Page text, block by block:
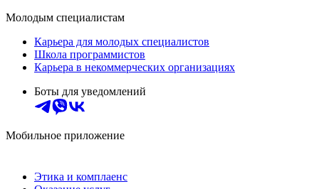
Молодым специалистам
Карьера для молодых специалистов
Школа программистов
Карьера в некоммерческих организациях
Боты для уведомлений
Мобильное приложение
Этика и комплаенс